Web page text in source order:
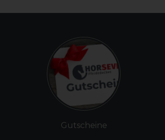
Gutscheine